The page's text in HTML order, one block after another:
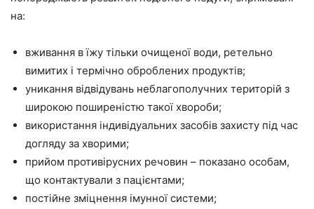
на:
вживання в їжу тільки очищеної води, ретельно
вимитих і термічно оброблених продуктів;
уникання відвідувань неблагополучних територій з
широкою поширеністю такої хвороби;
використання індивідуальних засобів захисту під час
догляду за хворими;
прийом противірусних речовин – показано особам,
що контактували з пацієнтами;
постійне зміцнення імунної системи;